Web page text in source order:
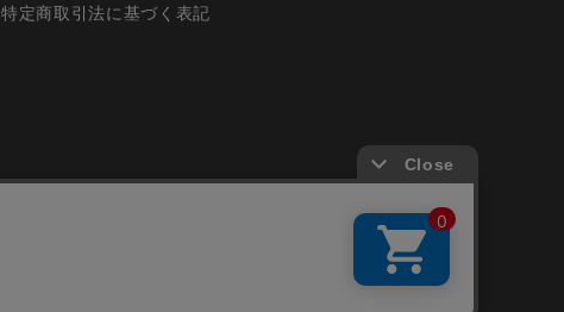
特定商取引法に基づく表記